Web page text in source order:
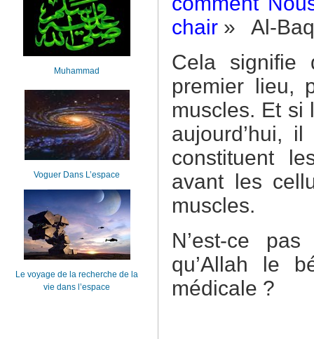
chair» Al-
Cela signifie
premier lieu,
muscles. Et si
aujourd’hui,
constituent
avant les
muscles.
N’est-ce
qu’Allah le
médicale ?
Muhammad
Voguer Dans L’espace
Le voyage de la recherche de la
vie dans l’espace